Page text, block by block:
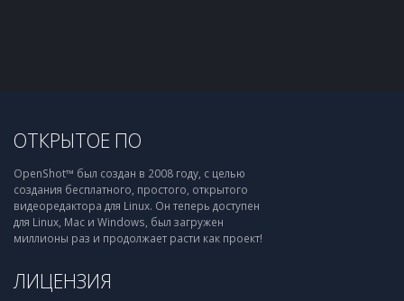
ОТКРЫТОЕ ПО
OpenShot™ был создан в 2008 году, с целью
создания бесплатного, простого, открытого
видеоредактора для Linux. Он теперь доступен
для Linux, Mac и Windows, был загружен
миллионы раз и продолжает расти как проект!
ЛИЦЕНЗИЯ